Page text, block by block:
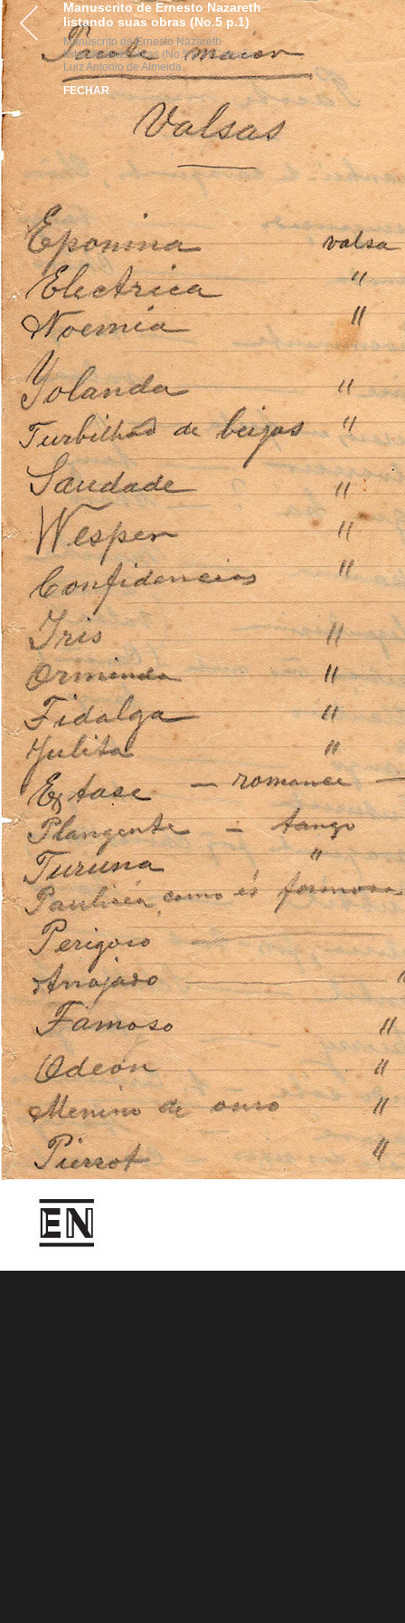
VISITE ACERVOS
Manuscrito de Ernesto Nazareth
listando suas obras (No.5 p.1)
Manuscrito de Ernesto Nazareth
listando suas obras (No.5 p.1) Coleção
Luiz Antonio de Almeida.
FECHAR
realização parcerias